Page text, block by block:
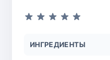
ИНГРЕДИЕНТЫ